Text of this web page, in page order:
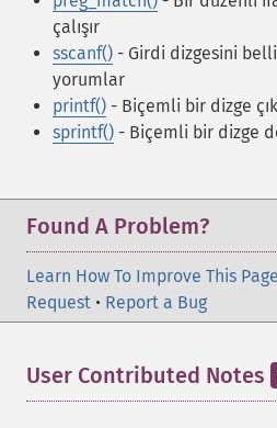
çalışır
sscanf() - Girdi dizgesini
yorumlar
printf() - Biçemli bir dizge
sprintf() - Biçemli bir dizge
Found A Problem?
Learn How To Improve This Page
Request • Report a Bug
User Contributed Notes